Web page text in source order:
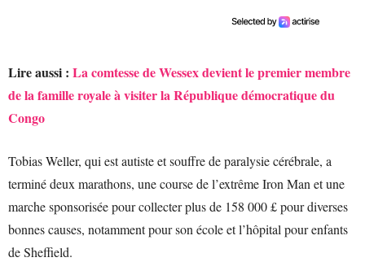
Lire aussi : La comtesse de Wessex devient le premier membre
de la famille royale à visiter la République démocratique du
Congo
Tobias Weller, qui est autiste et souffre de paralysie cérébrale, a
terminé deux marathons, une course de l’extrême Iron Man et une
marche sponsorisée pour collecter plus de 158 000 £ pour diverses
bonnes causes, notamment pour son école et l’hôpital pour enfants
de Sheffield.